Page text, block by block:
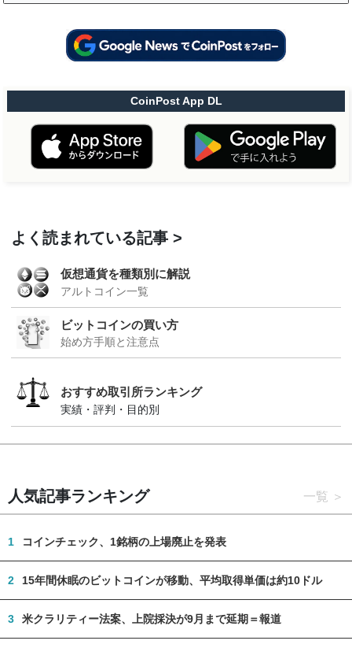
CoinPost App DL
よく読まれている記事
仮想通貨を種類別に解説
アルトコイン一覧
ビットコインの買い方
始め方手順と注意点
おすすめ取引所ランキング
実績・評判・目的別
人気記事ランキング 一覧
1 コインチェック、1銘柄の上場廃止を発表
2 15年間休眠のビットコインが移動、平均取得単価は約10ドル
3 米クラリティー法案、上院採決が9月まで延期＝報道